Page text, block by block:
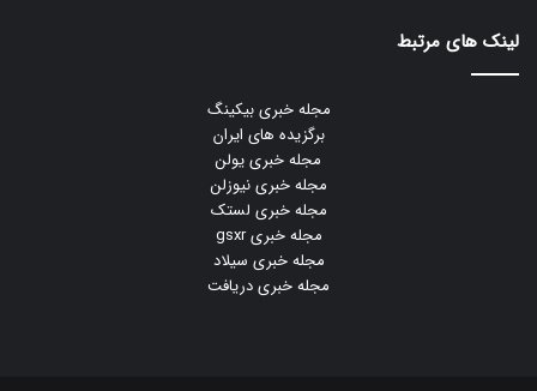
لینک های مرتبط
مجله خبری بیکینگ
برگزیده های ایران
مجله خبری یولن
مجله خبری نیوزلن
مجله خبری لستک
مجله خبری gsxr
مجله خبری سیلاد
مجله خبری دریافت